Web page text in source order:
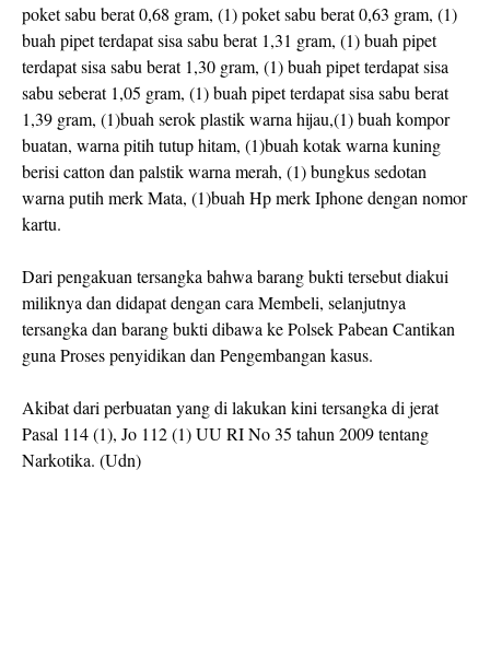
poket sabu berat 0,68 gram, (1) poket sabu berat 0,63 gram, (1)
buah pipet terdapat sisa sabu berat 1,31 gram, (1) buah pipet
terdapat sisa sabu berat 1,30 gram, (1) buah pipet terdapat sisa
sabu seberat 1,05 gram, (1) buah pipet terdapat sisa sabu berat
1,39 gram, (1)buah serok plastik warna hijau,(1) buah kompor
buatan, warna pitih tutup hitam, (1)buah kotak warna kuning
berisi catton dan palstik warna merah, (1) bungkus sedotan
warna putih merk Mata, (1)buah Hp merk Iphone dengan nomor
kartu.
Dari pengakuan tersangka bahwa barang bukti tersebut diakui
miliknya dan didapat dengan cara Membeli, selanjutnya
tersangka dan barang bukti dibawa ke Polsek Pabean Cantikan
guna Proses penyidikan dan Pengembangan kasus.
Akibat dari perbuatan yang di lakukan kini tersangka di jerat
Pasal 114 (1), Jo 112 (1) UU RI No 35 tahun 2009 tentang
Narkotika. (Udn)